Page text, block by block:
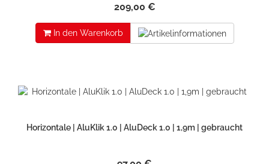
209,00 €
In den Warenkorb
Horizontale | AluKlik 1.0 | AluDeck 1.0 | 1,9m | gebraucht